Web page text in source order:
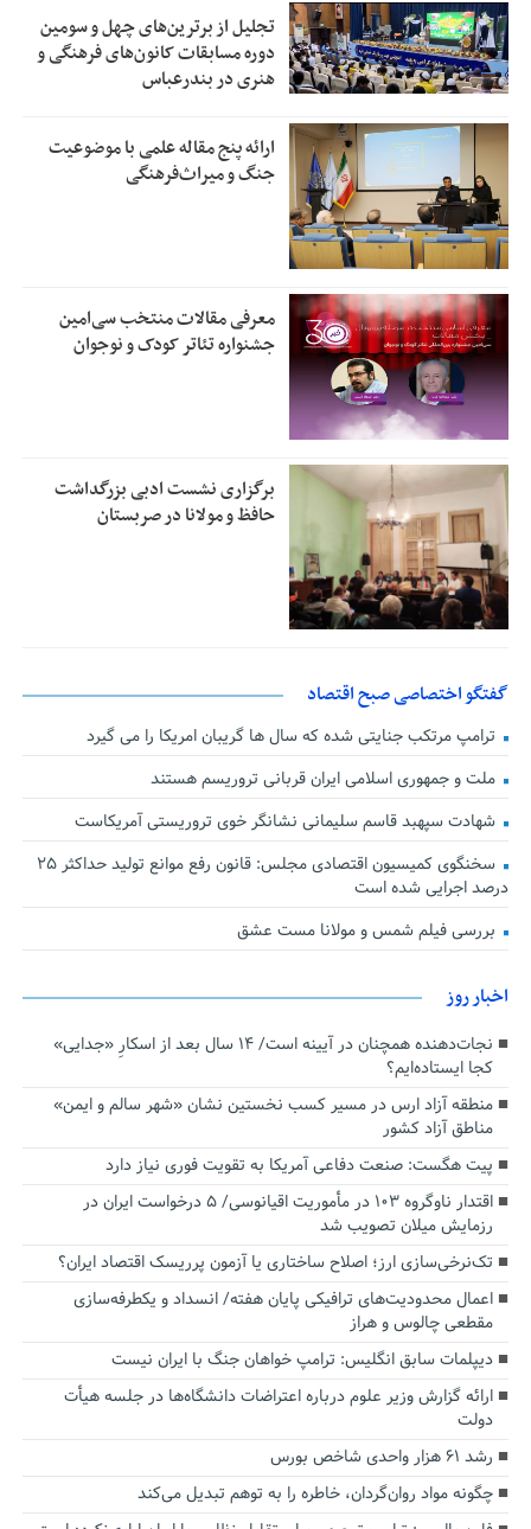
تجلیل از بر‌ترین‌های چهل و سومین
دوره مسابقات کانون‌های فرهنگی و
هنری در بندرعباس
ارائه پنج مقاله علمی با موضوعیت
جنگ و میراث‌فرهنگی
معرفی مقالات منتخب سی‌امین
جشنواره تئاتر کودک و نوجوان
برگزاری نشست ادبی بزرگداشت
حافظ و مولانا در صربستان
گفتگو اختصاصی صبح اقتصاد
ترامپ مرتکب جنایتی شده که سال ها گریبان امریکا را می گیرد
ملت و جمهوری اسلامی ایران قربانی تروریسم هستند
شهادت سپهبد قاسم سلیمانی نشانگر خوی تروریستی آمریکاست
سخنگوی کمیسیون اقتصادی مجلس: قانون رفع موانع تولید حداکثر ۲۵
درصد اجرایی شده است
بررسی فیلم شمس و مولانا مست عشق
اخبار روز
نجات‌دهنده‌ همچنان در آیینه است/ ۱۴ سال بعد از اسکارِ «جدایی»
کجا ایستاده‌ایم؟
منطقه آزاد ارس در مسیر کسب نخستین نشان «شهر سالم و ایمن»
مناطق آزاد کشور
پیت هگست: صنعت دفاعی آمریکا به تقویت فوری نیاز دارد
اقتدار ناوگروه ۱۰۳ در مأموریت‌ اقیانوسی/ ۵ درخواست ایران در
رزمایش میلان تصویب شد
تک‌نرخی‌سازی ارز؛ اصلاح ساختاری یا آزمون پرریسک اقتصاد ایران؟
اعمال محدودیت‌های ترافیکی پایان هفته/ انسداد و یکطرفه‌سازی
مقطعی چالوس و هراز
دیپلمات سابق انگلیس:‌ ترامپ خواهان جنگ با ایران نیست
ارائه گزارش وزیر علوم درباره اعتراضات دانشگاه‌ها در جلسه هیأت
دولت
رشد ۶۱ هزار واحدی شاخص بورس
چگونه مواد روان‌گردان، خاطره را به توهم تبدیل می‌کند